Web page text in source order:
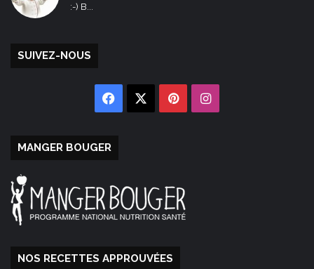
:-) B...
SUIVEZ-NOUS
Facebook PinterestInstagram
MANGER BOUGER
NOS RECETTES APPROUVÉES